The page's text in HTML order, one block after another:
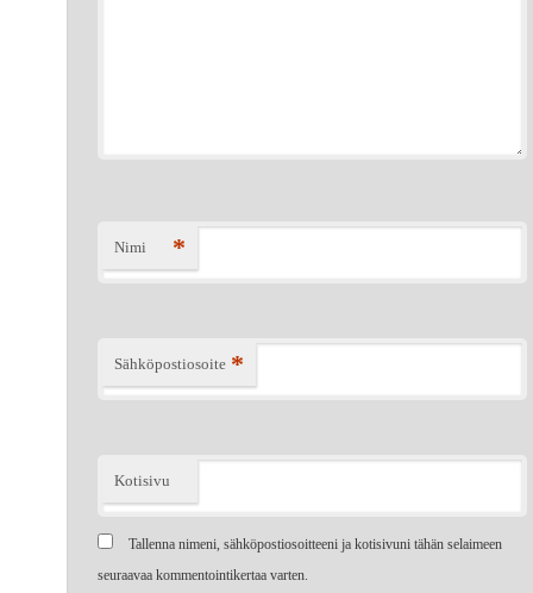
Nimi *
Sähköpostiosoite *
Kotisivu
Tallenna nimeni, sähköpostiosoitteeni ja kotisivuni tähän selaimeen
seuraavaa kommentointikertaa varten.